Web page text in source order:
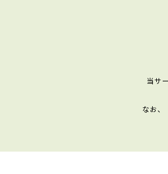
当サ
なお、